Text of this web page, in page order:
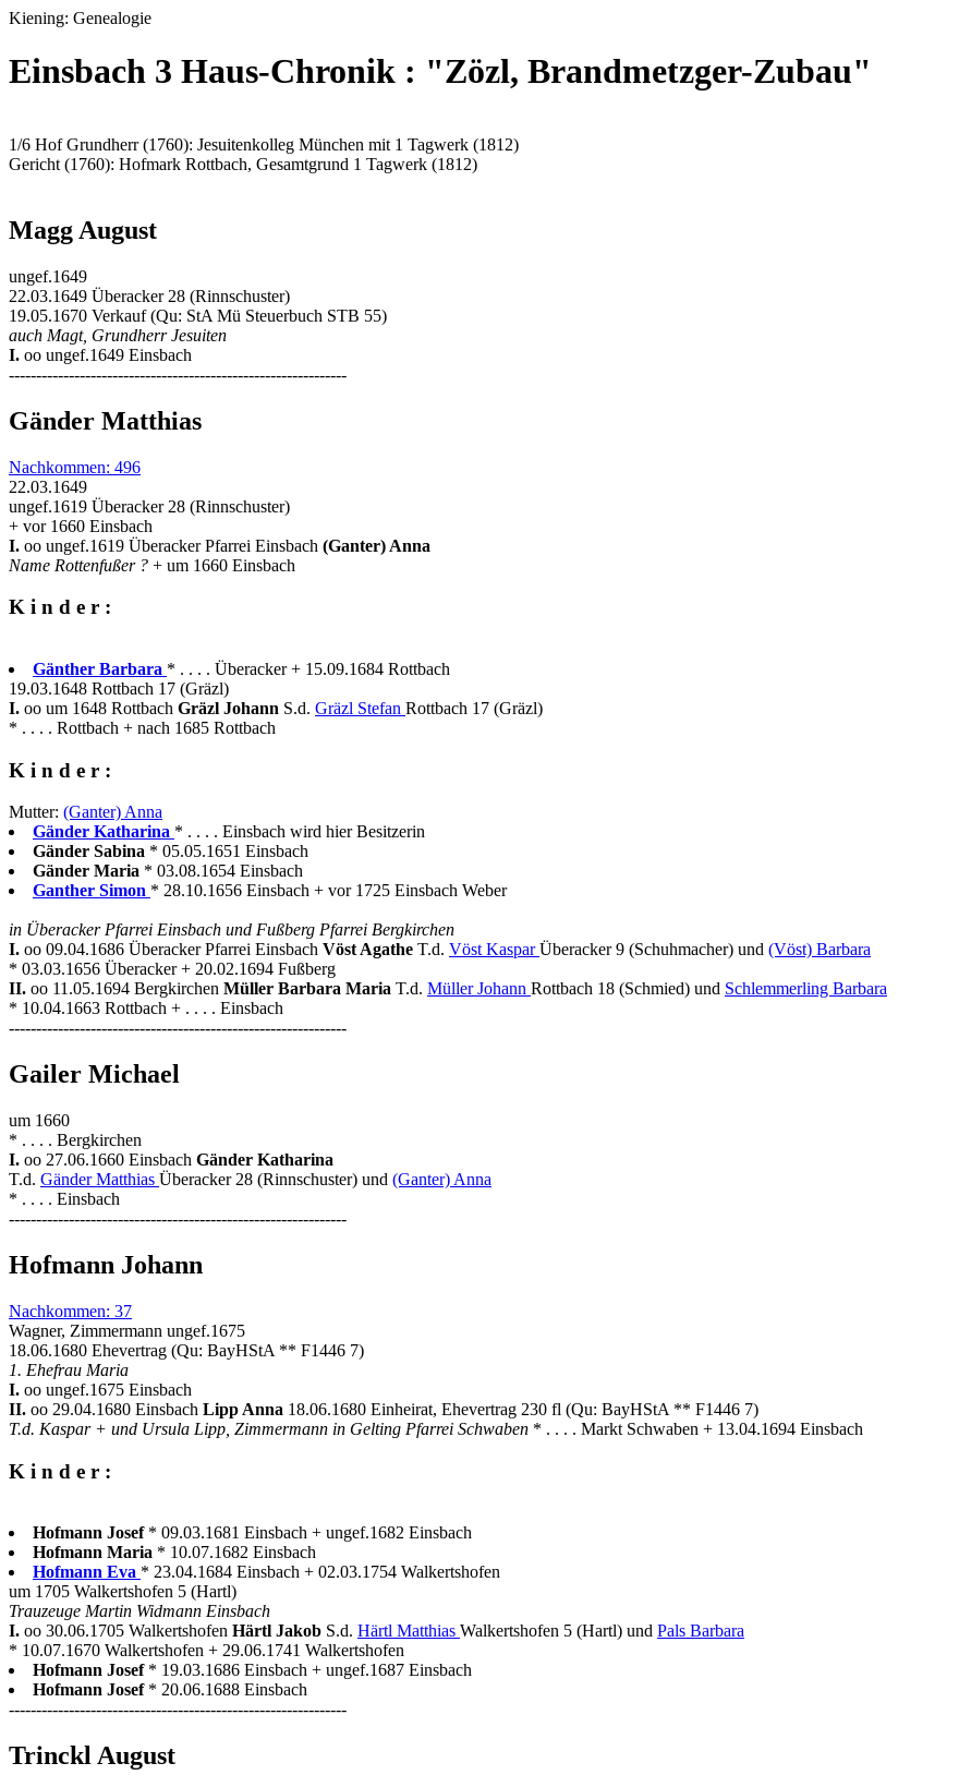
Kiening: Genealogie
Einsbach 3 Haus-Chronik : "Zözl, Brandmetzger-Zubau"
1/6 Hof Grundherr (1760): Jesuitenkolleg München mit 1 Tagwerk (1812)
Gericht (1760): Hofmark Rottbach, Gesamtgrund 1 Tagwerk (1812)
Magg August
ungef.1649
22.03.1649 Überacker 28 (Rinnschuster)
19.05.1670 Verkauf (Qu: StA Mü Steuerbuch STB 55)
auch Magt, Grundherr Jesuiten
I. oo ungef.1649 Einsbach
--------------------------------------------------------------
Gänder Matthias
Nachkommen: 496
22.03.1649
ungef.1619 Überacker 28 (Rinnschuster)
+ vor 1660 Einsbach
I. oo ungef.1619 Überacker Pfarrei Einsbach (Ganter) Anna
Name Rottenfußer ? + um 1660 Einsbach
K i n d e r :
Gänther Barbara * . . . . Überacker + 15.09.1684 Rottbach
19.03.1648 Rottbach 17 (Gräzl)
I. oo um 1648 Rottbach Gräzl Johann S.d. Gräzl Stefan Rottbach 17 (Gräzl)
* . . . . Rottbach + nach 1685 Rottbach
K i n d e r :
Mutter: (Ganter) Anna
Gänder Katharina * . . . . Einsbach wird hier Besitzerin
Gänder Sabina * 05.05.1651 Einsbach
Gänder Maria * 03.08.1654 Einsbach
Ganther Simon * 28.10.1656 Einsbach + vor 1725 Einsbach Weber
in Überacker Pfarrei Einsbach und Fußberg Pfarrei Bergkirchen
I. oo 09.04.1686 Überacker Pfarrei Einsbach Vöst Agathe T.d. Vöst KasparÜberacker 9 (Schuhmacher) und (Vöst) Barbara
* 03.03.1656 Überacker + 20.02.1694 Fußberg
II. oo 11.05.1694 Bergkirchen Müller Barbara Maria T.d. Müller Johann Rottbach 18 (Schmied) und Schlemmerling Barbara
* 10.04.1663 Rottbach + . . . . Einsbach
--------------------------------------------------------------
Gailer Michael
um 1660
* . . . . Bergkirchen
I. oo 27.06.1660 Einsbach Gänder Katharina
T.d. Gänder Matthias Überacker 28 (Rinnschuster) und (Ganter) Anna
* . . . . Einsbach
--------------------------------------------------------------
Hofmann Johann
Nachkommen: 37
Wagner, Zimmermann ungef.1675
18.06.1680 Ehevertrag (Qu: BayHStA ** F1446 7)
1. Ehefrau Maria
I. oo ungef.1675 Einsbach
II. oo 29.04.1680 Einsbach Lipp Anna 18.06.1680 Einheirat, Ehevertrag 230 fl (Qu: BayHStA ** F1446 7)
T.d. Kaspar + und Ursula Lipp, Zimmermann in Gelting Pfarrei Schwaben * . . . . Markt Schwaben + 13.04.1694 Einsbach
K i n d e r :
Hofmann Josef * 09.03.1681 Einsbach + ungef.1682 Einsbach
Hofmann Maria * 10.07.1682 Einsbach
Hofmann Eva * 23.04.1684 Einsbach + 02.03.1754 Walkertshofen
um 1705 Walkertshofen 5 (Hartl)
Trauzeuge Martin Widmann Einsbach
I. oo 30.06.1705 Walkertshofen Härtl Jakob S.d. Härtl Matthias Walkertshofen 5 (Hartl) und Pals Barbara
* 10.07.1670 Walkertshofen + 29.06.1741 Walkertshofen
Hofmann Josef * 19.03.1686 Einsbach + ungef.1687 Einsbach
Hofmann Josef * 20.06.1688 Einsbach
--------------------------------------------------------------
Trinckl August